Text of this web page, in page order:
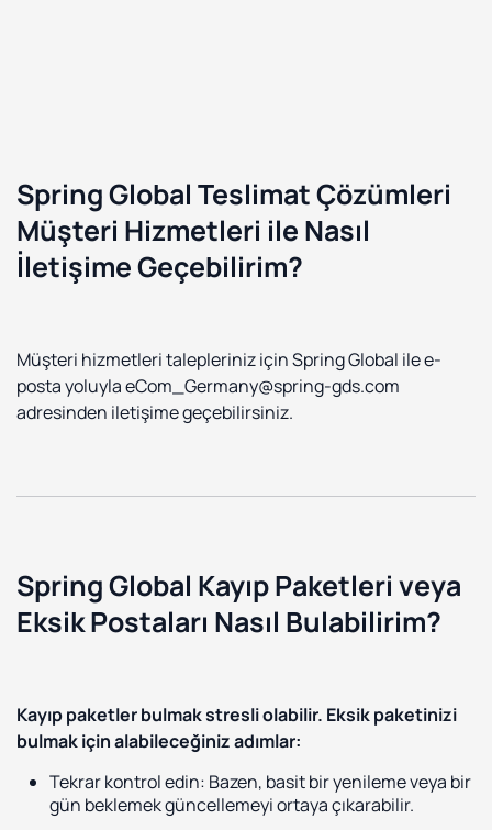
Spring Global Teslimat Çözümleri
Müşteri Hizmetleri ile Nasıl
İletişime Geçebilirim?
Müşteri hizmetleri talepleriniz için Spring Global ile e-
posta yoluyla eCom_Germany@spring-gds.com
adresinden iletişime geçebilirsiniz.
Spring Global Kayıp Paketleri veya
Eksik Postaları Nasıl Bulabilirim?
Kayıp paketler bulmak stresli olabilir. Eksik paketinizi
bulmak için alabileceğiniz adımlar:
Tekrar kontrol edin: Bazen, basit bir yenileme veya bir
gün beklemek güncellemeyi ortaya çıkarabilir.